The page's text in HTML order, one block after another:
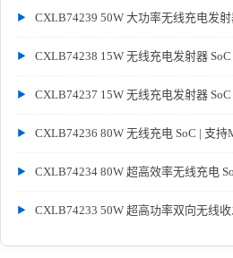
CXLB74239 50W 大功率无线充电发射
CXLB74238 15W 无线充电发射器 SoC
CXLB74237 15W 无线充电发射器 SoC
CXLB74236 80W 无线充电 SoC | 支持
CXLB74234 80W 超高效率无线充电
CXLB74233 50W 超高功率双向无线